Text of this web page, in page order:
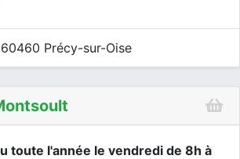
Précy-sur-Oise
toute l'année le vendredi de 8h à